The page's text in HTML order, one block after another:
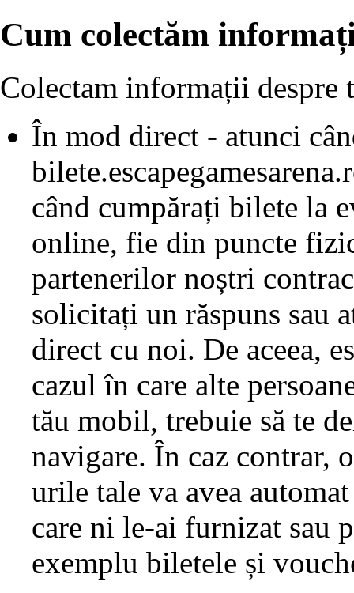
Cum colectăm
Colectam informații
În mod direct - atunci
când cumpărați bilete la
online, fie din puncte
partenerilor noștri
solicitați un răspuns sau
direct cu noi. De aceea,
cazul în care alte
tău mobil, trebuie să te
navigare. În caz contrar,
urile tale va avea
care ni le-ai furnizat sau
exemplu biletele și